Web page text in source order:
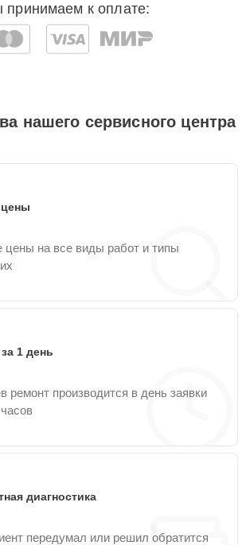
к оплате:
нашего сервисного центра
цены
цены на все виды работ и типы
1 день
ремонт производится в день заявки
диагностика
передумал или решил обратится